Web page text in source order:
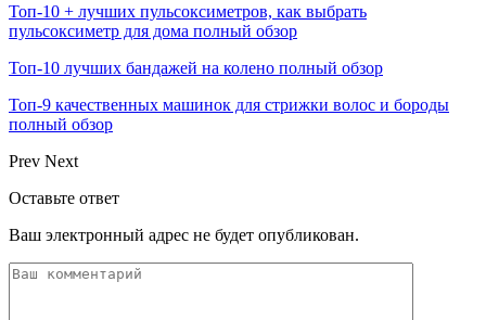
Топ-10 + лучших пульсоксиметров, как выбрать
пульсоксиметр для дома полный обзор
Топ-10 лучших бандажей на колено полный обзор
Топ-9 качественных машинок для стрижки волос и бороды
полный обзор
Prev Next
Оставьте ответ
Ваш электронный адрес не будет опубликован.